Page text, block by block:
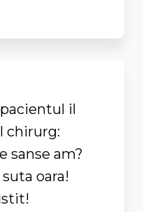
il
chirurg:
sanse am?
oara!